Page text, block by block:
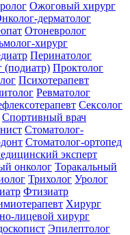
Ожоговый хирург
дерматолог
Отоневролог
хирург
Перинатолог
(подиатр) Проктолог
Психотерапевт
Ревматолог
Сексолог
Спортивный врач
Стоматолог-
Стоматолог-ортопед
эксперт
онколог Торакальный
Трихолог Уролог
Фтизиатр
Хирург
лицевой хирург
Эпилептолог